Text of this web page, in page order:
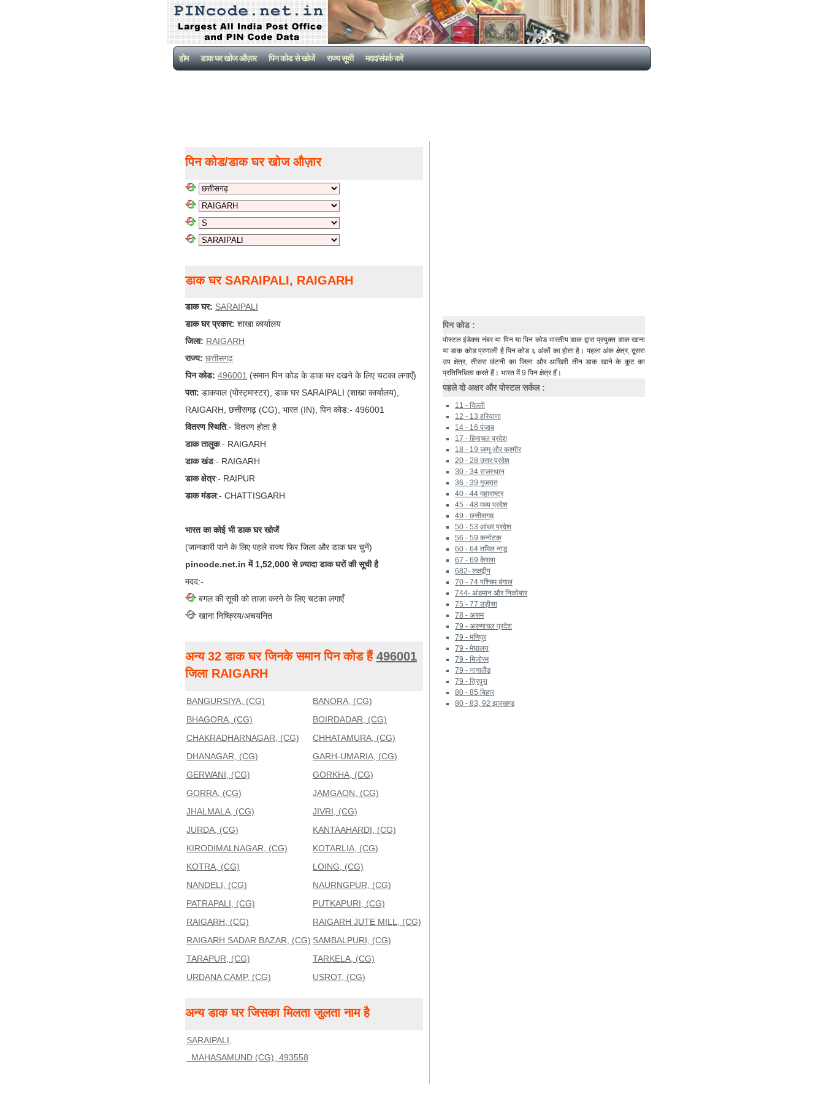
होम डाक घर खोज औज़ार पिन कोड से खोजें राज्य सूची मदद/संपर्क करें
पिन कोड/डाक घर खोज औज़ार
डाक घर SARAIPALI, RAIGARH
डाक घर: SARAIPALI
डाक घर प्रकार: शाखा कार्यालय
जिला: RAIGARH
राज्य: छत्तीसगढ़
पिन कोड: 496001 (समान पिन कोड के डाक घर दखने के लिए चटका लगाएँ)
पता: डाकपाल (पोस्ट्मास्टर), डाक घर SARAIPALI (शाखा कार्यालय),
RAIGARH, छत्तीसगढ़ (CG), भारत (IN), पिन कोड:- 496001
वितरण स्थिति:- वितरण होता है
डाक तालुक:- RAIGARH
डाक खंड:- RAIGARH
डाक क्षेत्र:- RAIPUR
डाक मंडल:- CHATTISGARH
भारत का कोई भी डाक घर खोजें
(जानकारी पाने के लिए पहले राज्य फिर जिला और डाक घर चुनें)
pincode.net.in में 1,52,000 से ज़्यादा डाक घरों की सूची है
मदद:-
बगल की सूची को ताज़ा करने के लिए चटका लगाएँ
खाना निष्क्रिय/अचयनित
अन्य 32 डाक घर जिनके समान पिन कोड हैं 496001
जिला RAIGARH
BANGURSIYA, (CG)
BANORA, (CG)
BHAGORA, (CG)
BOIRDADAR, (CG)
CHAKRADHARNAGAR, (CG)
CHHATAMURA, (CG)
DHANAGAR, (CG)
GARH-UMARIA, (CG)
GERWANI, (CG)
GORKHA, (CG)
GORRA, (CG)
JAMGAON, (CG)
JHALMALA, (CG)
JIVRI, (CG)
JURDA, (CG)
KANTAAHARDI, (CG)
KIRODIMALNAGAR, (CG)
KOTARLIA, (CG)
KOTRA, (CG)
LOING, (CG)
NANDELI, (CG)
NAURNGPUR, (CG)
PATRAPALI, (CG)
PUTKAPURI, (CG)
RAIGARH, (CG)
RAIGARH JUTE MILL, (CG)
RAIGARH SADAR BAZAR, (CG) SAMBALPURI, (CG)
TARAPUR, (CG)
TARKELA, (CG)
URDANA CAMP, (CG)
USROT, (CG)
अन्य डाक घर जिसका मिलता जुलता नाम है
SARAIPALI,
MAHASAMUND (CG), 493558
पिन कोड :
पोस्टल इंडेक्स नंबर या पिन या पिन कोड भारतीय डाक द्वारा प्रयुक्त डाक खाना
या डाक कोड प्रणाली है पिन कोड ६ अंकों का होता है। पहला अंक क्षेत्र, दूसरा
उप क्षेत्र, तीसरा छंटनी का जिला और आखिरी तीन डाक खाने के कूट का
प्रतिनिधित्व करते हैं। भारत में 9 पिन क्षेत्र हैं।
पहले दो अक्षर और पोस्टल सर्कल :
11 - दिल्ली
12 - 13 हरियाणा
14 - 16 पंजाब
17 - हिमाचल प्रदेश
18 - 19 जम्मू और कश्मीर
20 - 28 उत्तर प्रदेश
30 - 34 राजस्थान
36 - 39 गुजरात
40 - 44 महाराष्ट्र
45 - 48 मध्य प्रदेश
49 - छत्तीसगढ़
50 - 53 आंध्र प्रदेश
56 - 59 कर्नाटक
60 - 64 तमिल नाडू
67 - 69 केरला
682- लक्षद्वीप
70 - 74 पश्चिम बंगाल
744- अंडमान और निकोबार
75 - 77 उड़ीसा
78 - असम
79 - अरुणाचल प्रदेश
79 - मणिपुर
79 - मेघालय
79 - मिजोरम
79 - नागालैंड
79 - त्रिपुरा
80 - 85 बिहार
80 - 83, 92 झारखण्ड